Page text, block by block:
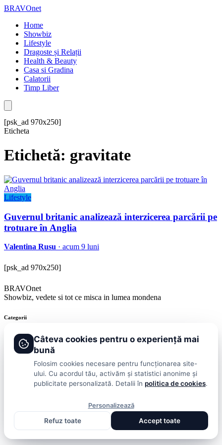
BRAVOnet
Home
Showbiz
Lifestyle
Dragoste și Relații
Health & Beauty
Casa si Gradina
Calatorii
Timp Liber
[psk_ad 970x250]
Eticheta
Etichetă: gravitate
Lifestyle
Guvernul britanic analizează interzicerea parcării pe
trotuare în Anglia
Valentina Rusu · acum 9 luni
[psk_ad 970x250]
BRAVOnet
Showbiz, vedete si tot ce misca in lumea mondena
Categorii
StiriShowbizPublicitateLifestyleHealth & BeautyCasa si Gradina
PublicitatePolitica De ConfidentialitateHomeTermeni și
Câteva cookies pentru o experiență mai
bună
Folosim cookies necesare pentru funcționarea site-
ului. Cu acordul tău, activăm și statistici anonime și
publicitate personalizată. Detalii în politica de cookies.
Personalizează
Refuz toate
Accept toate